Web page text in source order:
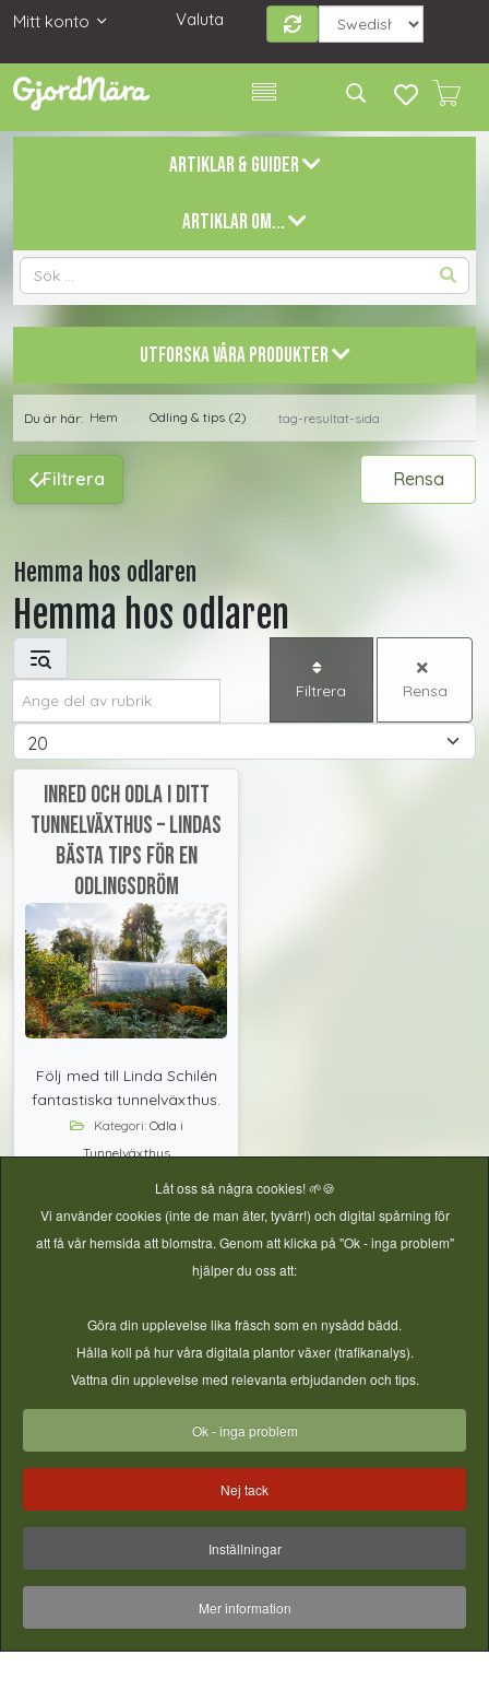
Mitt konto Valuta
ARTIKLAR & GUIDER
ARTIKLAR OM...
UTFORSKA VÅRA PRODUKTER
Du är här: Hem Odling & tips (2) tag-resultat-sida
Filtrera Rensa
Hemma hos odlaren
Hemma hos odlaren
Ange del av rubrik
Filtrera Rensa
Visa #
Inred och odla i ditt
tunnelväxthus – Lindas
bästa tips för en
odlingsdröm
Följ med till Linda Schilén
fantastiska tunnelväxthus.
Kategori: Odla i
Tunnelväxthus
Läs mer
Inspiration - Ta Vara på skörden
Bilder & filmer från instagram - vill du synas här? - Tagga din
bild med #gjordnära
Låt oss så några cookies! 🌱🍪
Vi använder cookies (inte de man äter, tyvärr!) och digital spårning för
att få vår hemsida att blomstra. Genom att klicka på "Ok - inga problem"
hjälper du oss att:
Göra din upplevelse lika fräsch som en nysådd bädd.
Hålla koll på hur våra digitala plantor växer (trafikanalys).
Vattna din upplevelse med relevanta erbjudanden och tips.
Ok - inga problem
Nej tack
Inställningar
Mer information